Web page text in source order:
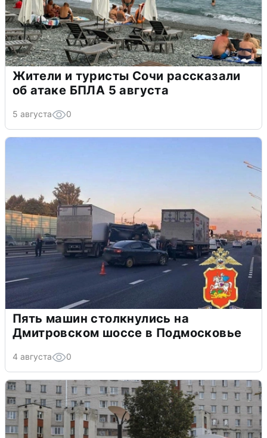
Жители и туристы Сочи рассказали
об атаке БПЛА 5 августа
5 августа 0
Пять машин столкнулись на
Дмитровском шоссе в Подмосковье
4 августа 0